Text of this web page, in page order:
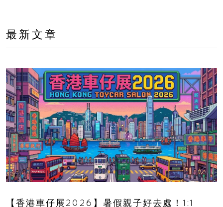
最新文章
【香港車仔展2026】暑假親子好去處！1:1